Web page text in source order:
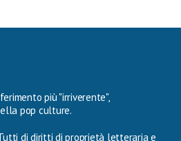
più "irriverente",
pop culture.
di diritti di proprietà letteraria e